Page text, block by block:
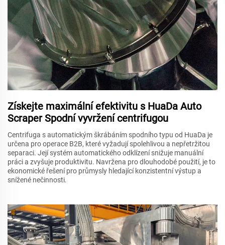
Získejte maximální efektivitu s HuaDa Auto
Scraper Spodní vyvržení centrifugou
Centrifuga s automatickým škrábáním spodního typu od HuaDa je
určena pro operace B2B, které vyžadují spolehlivou a nepřetržitou
separaci. Její systém automatického odklízení snižuje manuální
práci a zvyšuje produktivitu. Navržena pro dlouhodobé použití, je to
ekonomické řešení pro průmysly hledající konzistentní výstup a
snížené nečinnosti.